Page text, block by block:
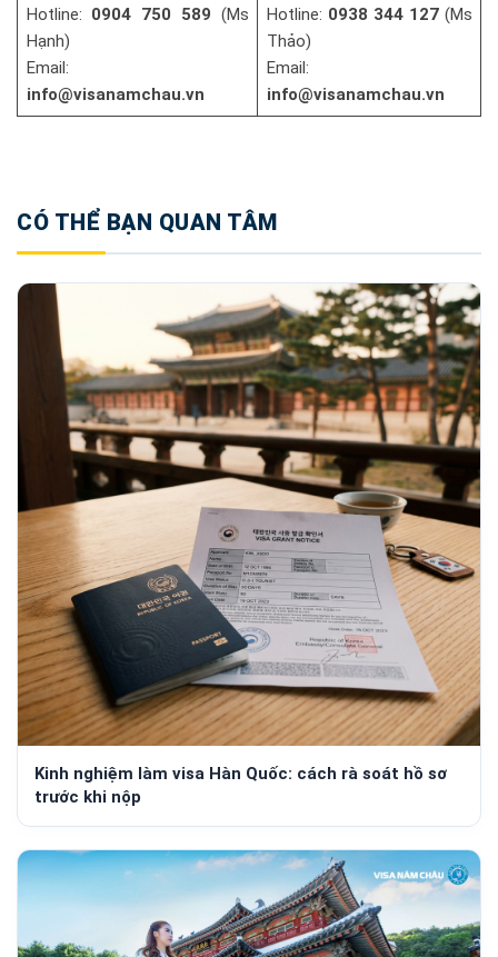
Hotline: 0904 750 589 (Ms
Hạnh)
Email:
info@visanamchau.vn
Hotline: 0938 344 127(Ms
Thảo)
Email:
info@visanamchau.vn
CÓ THỂ BẠN QUAN TÂM
Kinh nghiệm làm visa Hàn Quốc: cách rà soát hồ sơ
trước khi nộp